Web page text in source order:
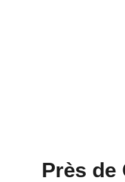
Près de